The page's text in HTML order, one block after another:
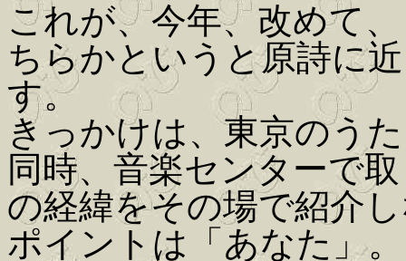
これが、今年、改めて
ちらかというと原詩に
す。
きっかけは、東京のう
同時、音楽センターで
の経緯をその場で紹介
ポイントは「あなた」。